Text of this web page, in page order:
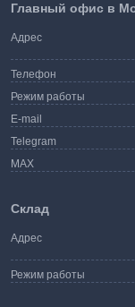
Главный офис в
Адрес
Телефон
Режим работы
E-mail
Telegram
MAX
Склад
Адрес
Режим работы